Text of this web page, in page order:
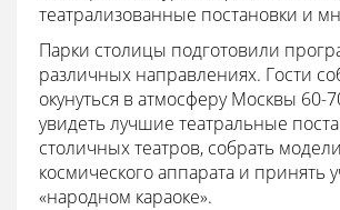
театрализованные постановки и
Парки столицы подготовили
различных направлениях. Гости
окунуться в атмосферу Москвы 60-
увидеть лучшие театральные
столичных театров, собрать модели
космического аппарата и принять
«народном караоке».